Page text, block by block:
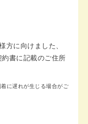
方に向けました、
書に記載のご住所
に遅れが生じる場合がご